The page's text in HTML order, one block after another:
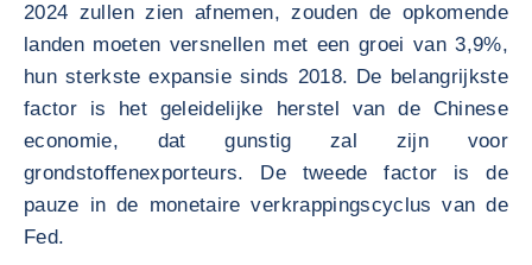
2024 zullen zien afnemen, zouden de opkomende
landen moeten versnellen met een groei van 3,9%,
hun sterkste expansie sinds 2018. De belangrijkste
factor is het geleidelijke herstel van de Chinese
economie, dat gunstig zal zijn voor
grondstoffenexporteurs. De tweede factor is de
pauze in de monetaire verkrappingscyclus van de
Fed.